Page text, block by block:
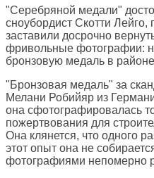
"Серебряной медали"
сноубордист Скотти Лейго,
заставили досрочно
фривольные фотографии:
бронзовую медаль в
"Бронзовая медаль" за
Мелани Робийяр из
она сфотографировалась
пожертвования для
Она клянется, что одного
этот опыт она не
фотографиями непомерно